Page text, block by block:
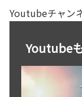
Youtubeチャン
Youtube